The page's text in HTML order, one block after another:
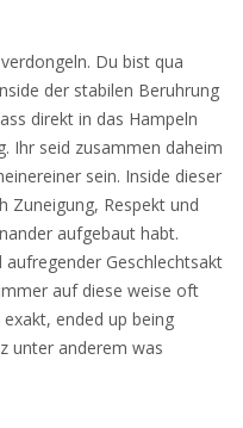
Du bist qua
der stabilen Beruhrung
direkt in das Hampeln
Ihr seid zusammen daheim
sein. Inside dieser
Zuneigung, Respekt und
aufgebaut habt.
Geschlechtsakt
auf diese weise oft
ended up being
unter anderem was